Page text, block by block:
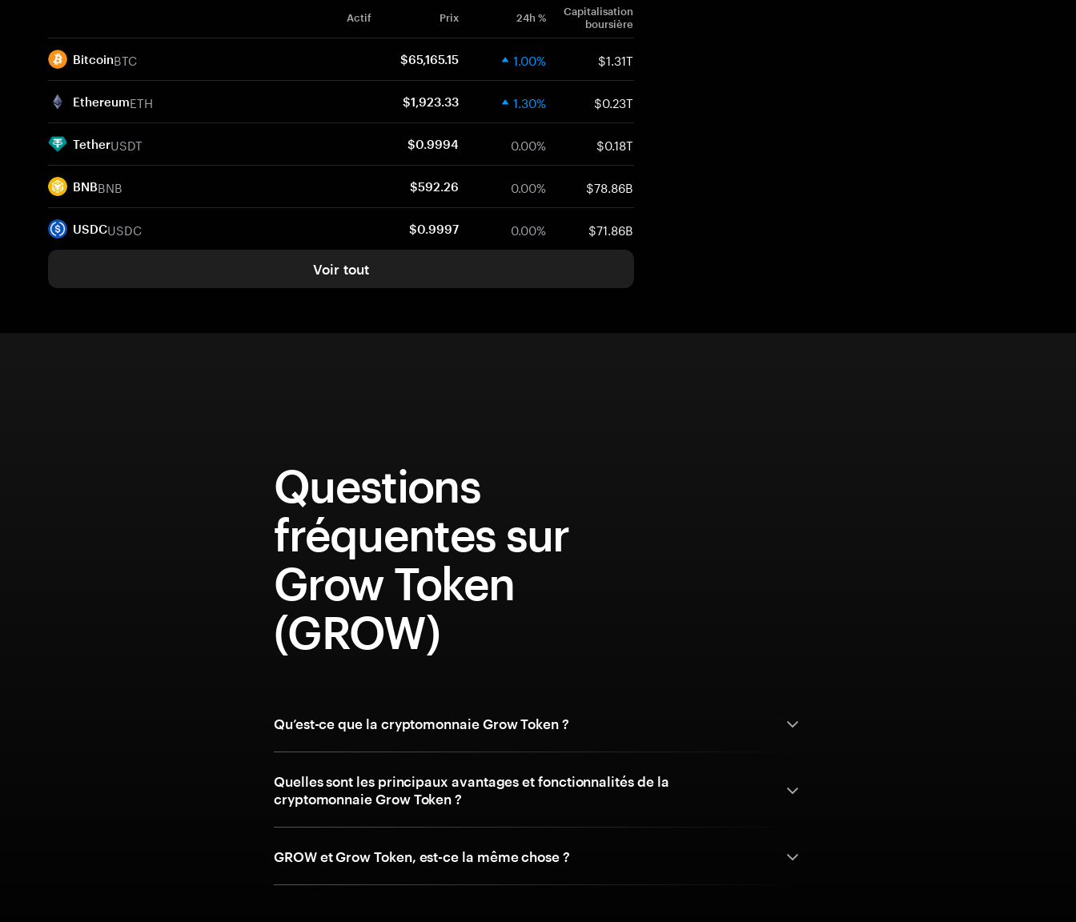
Actif Prix 24h %
Capitalisation
boursière
BitcoinBTC $65,165.15 1.00% $1.31T
EthereumETH $1,923.33 1.30% $0.23T
TetherUSDT $0.9994 0.00% $0.18T
BNBBNB $592.26 0.00% $78.86B
USDCUSDC $0.9997 0.00% $71.86B
Voir tout
Questions
fréquentes sur
Grow Token
(GROW)
Qu’est-ce que la cryptomonnaie Grow Token ?
Quelles sont les principaux avantages et fonctionnalités de la
cryptomonnaie Grow Token ?
GROW et Grow Token, est-ce la même chose ?